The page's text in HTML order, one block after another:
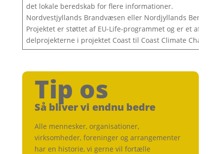
det lokale beredskab for flere informationer.
Nordvestjyllands Brandvæsen eller Nordjyllands
Projektet er støttet af EU-Life-programmet og er et af
delprojekterne i projektet Coast til Coast Climate
Tip os
Så bliver vi endnu bedre
Alle mennesker, organisationer,
virksomheder, foreninger og arrangementer
har en historie, vi gerne vil fortælle